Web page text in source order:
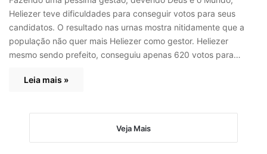
Heliezer teve dificuldades para conseguir votos para seus
candidatos. O resultado nas urnas mostra nitidamente que a
população não quer mais Heliezer como gestor. Heliezer
mesmo sendo prefeito, conseguiu apenas 620 votos para…
Leia mais »
Veja Mais